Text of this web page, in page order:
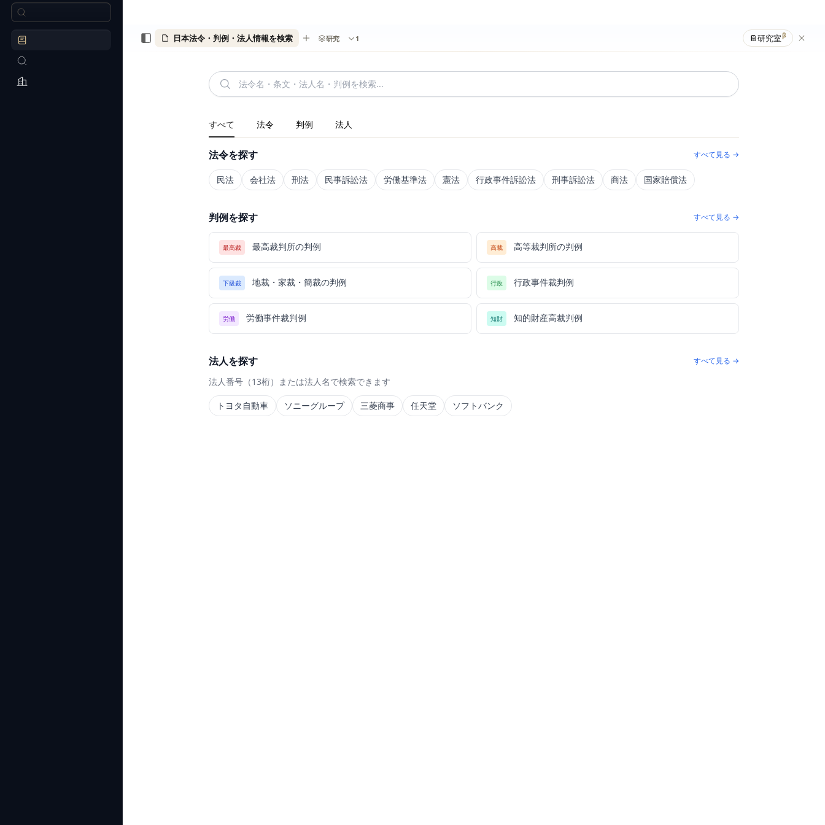
すべて 法令 判例 法人
法令を探す すべて見る →
民法 会社法 刑法 民事訴訟法 労働基準法 憲法 行政事件訴訟法 刑事訴訟法 商法 国家賠償法
判例を探す すべて見る →
最高裁 最高裁判所の判例 高裁 高等裁判所の判例
下級裁 地裁・家裁・簡裁の判例 行政 行政事件裁判例
労働 労働事件裁判例 知財 知的財産高裁判例
法人を探す すべて見る →
法人番号（13桁）または法人名で検索できます
トヨタ自動車 ソニーグループ 三菱商事 任天堂 ソフトバンク
日本法令・判例・法人情報を検索 研究 1 📔研究室β